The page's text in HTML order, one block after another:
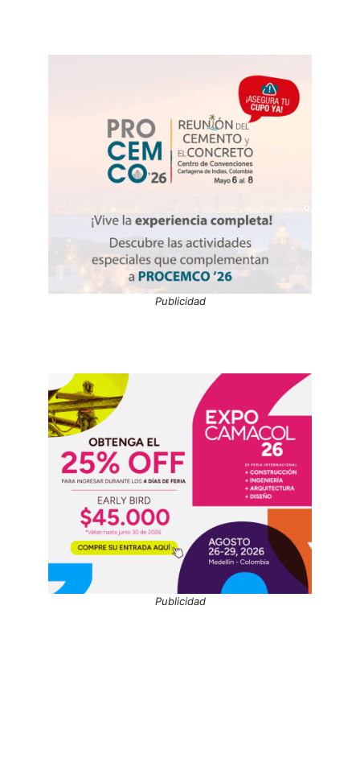
Publicidad
Publicidad